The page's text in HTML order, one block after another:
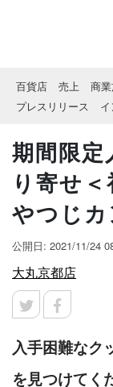
百貨店 売上 商
プレスリリース
期間限
り寄せ
やつじカ
公開日: 2021/11/24
大丸京都店
入手困難なク
を見つけてく